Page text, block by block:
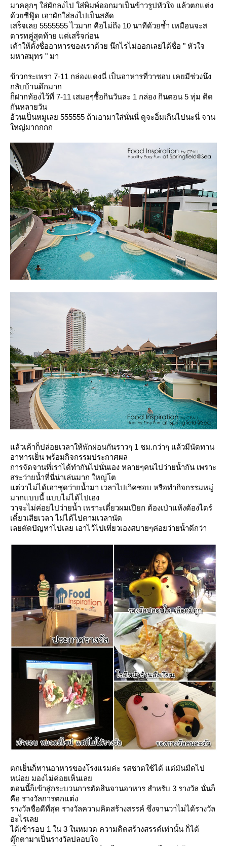
มาคลุกๆ ใส่ผักลงไป ใส่พิมพ์ออกมาเป็นข้าวรูปหัวใจ แล้วตกแต่ง
ด้วยซีฟู๊ด เอาผักใส่ลงไปเป็นสลัด
เสร็จเลย 5555555 ไวมาก คือไม่ถึง 10 นาทีด้วยซ้ำ เหมือนจะส
ตารทคู่สุดท้าย แต่เสร็จก่อน
เค้าให้ตั้งชื่ออาหารของเราด้วย นึกไรไม่ออกเลยได้ชื่อ " หัวใจ
มหาสมุทร " มา
ข้าวกระเพรา 7-11 กล่องแดงนี่ เป็นอาหารที่วาชอบ เคยมีช่วงนึง
กลับบ้านดึกมาก
ก็ฝากท้องไว้ที่ 7-11 เสมอๆซื้อกินวันละ 1 กล่อง กินตอน 5 ทุ่ม ติด
กันหลายวัน
อ้วนเป็นหมูเลย 555555 ถ้าเอามาใส่นั่นนี่ ดูจะอิ่มเกินไปนะนี่ จาน
หญ่มากกกก
ล้วเค้าก็ปล่อยเวลาให้พักผ่อนกันราวๆ 1 ชม.กว่าๆ แล้วมีนัดทาน
อาหารเย็น พร้อมกิจกรรมประกาศผล
การจัดจานที่เราได้ทำกันไปนั่นเอง หลายๆคนไปว่ายน้ำกัน เพราะ
สระว่ายน้ำที่นี่น่าเล่นมาก ใหญ่โต
ต่วาไม่ได้เอาชุดว่ายน้ำมา เวลาไปเวิคชอบ หรือทำกิจกรรมหมู่
มากแบบนี้ แบบไม่ได้ไปเอง
วาจะไม่ค่อยไปว่ายน้ำ เพราะเดี๋ยวผมเปียก ต้องเป่าแห้งต้องไดร์
เดี๋ยวเสียเวลา ไม่ได้ไปตามเวลานัด
เลยตัดปัญหาไปเลย เอาไว้ไปเที่ยวเองสบายๆค่อยว่ายน้ำดีกว่า
ตกเย็นก็ทานอาหารของโรงแรมค่ะ รสชาตใช้ได้ แต่มันมืดไป
หน่อย มองไม่ค่อยเห็นเล
ตอนนี้ก็เข้าสู่กระบวนการตัดสินจานอาหาร สำหรับ 3 รางวัล นั่นก็
คือ รางวัลการตกแต่ง
รางวัลชื่อดีที่สุด รางวัลความคิดสร้างสรรค์ ซึ่งจานวาไม่ได้รางวัล
อะไรเล
ได้เข้ารอบ 1 ใน 3 ในหมวด ความคิดสร้างสรรค์เท่านั้น ก็ได้
ตุ๊กตามาเป็นรางวัลปลอบใจ